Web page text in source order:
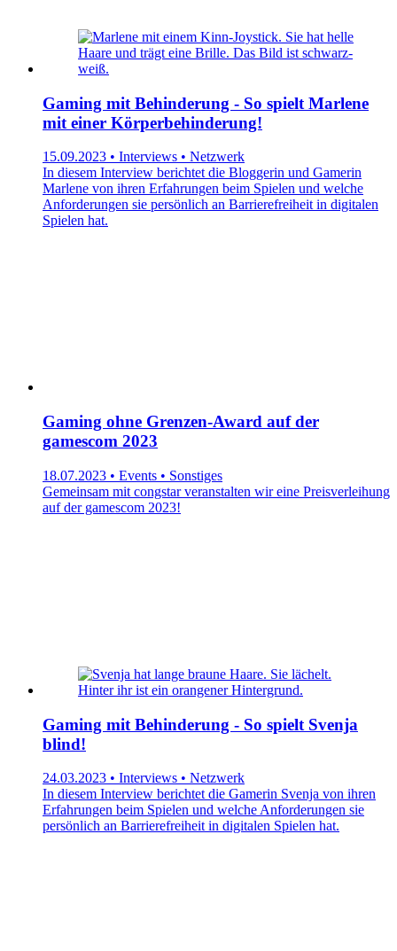
Gaming mit Behinderung - So spielt Marlene
mit einer Körperbehinderung!
15.09.2023 • Interviews • Netzwerk
In diesem Interview berichtet die Bloggerin und Gamerin
Marlene von ihren Erfahrungen beim Spielen und welche
Anforderungen sie persönlich an Barrierefreiheit in digitalen
Spielen hat.
Gaming ohne Grenzen-Award auf der
gamescom 2023
18.07.2023 • Events • Sonstiges
Gemeinsam mit congstar veranstalten wir eine Preisverleihung
auf der gamescom 2023!
Gaming mit Behinderung - So spielt Svenja
blind!
24.03.2023 • Interviews • Netzwerk
In diesem Interview berichtet die Gamerin Svenja von ihren
Erfahrungen beim Spielen und welche Anforderungen sie
persönlich an Barrierefreiheit in digitalen Spielen hat.